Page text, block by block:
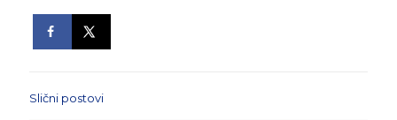
Slični postovi